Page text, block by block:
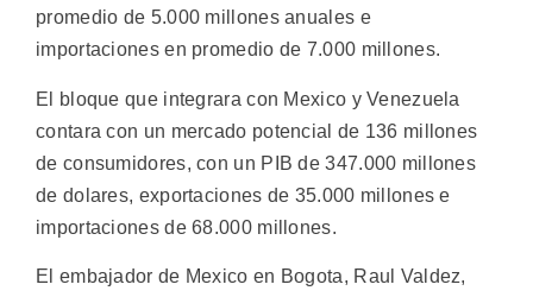
promedio de 5.000 millones anuales e
importaciones en promedio de 7.000 millones.
El bloque que integrara con Mexico y Venezuela
contara con un mercado potencial de 136 millones
de consumidores, con un PIB de 347.000 millones
de dolares, exportaciones de 35.000 millones e
importaciones de 68.000 millones.
El embajador de Mexico en Bogota, Raul Valdez,